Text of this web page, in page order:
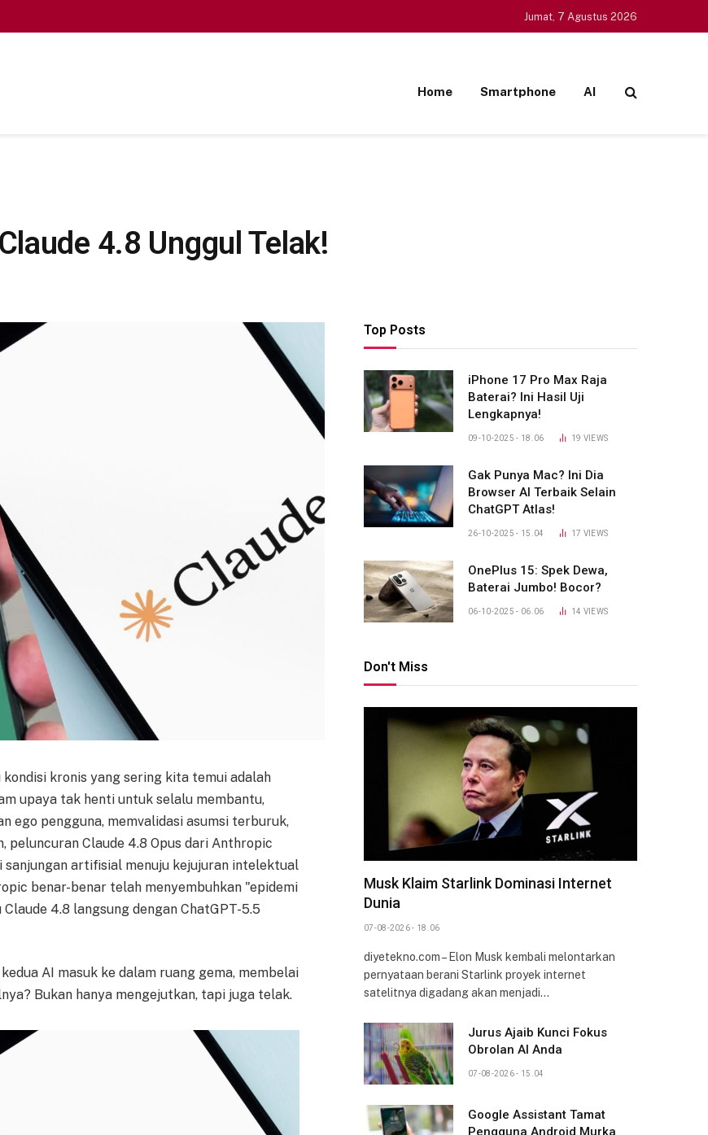
Jumat, 7 Agustus 2026
Home Smartphone AI
4.8 Unggul Telak!
kronis yang sering kita temui adalah
upaya tak henti untuk selalu membantu,
ego pengguna, memvalidasi asumsi terburuk,
peluncuran Claude 4.8 Opus dari Anthropic
sanjungan artifisial menuju kejujuran intelektual
benar-benar telah menyembuhkan "epidemi
4.8 langsung dengan ChatGPT-5.5
AI masuk ke dalam ruang gema, membelai
Bukan hanya mengejutkan, tapi juga telak.
Top Posts
iPhone 17 Pro Max Raja
Baterai? Ini Hasil Uji
Lengkapnya!
09-10-2025 - 18.06 19 VIEWS
Gak Punya Mac? Ini Dia
Browser AI Terbaik Selain
ChatGPT Atlas!
26-10-2025 - 15.04 17 VIEWS
OnePlus 15: Spek Dewa,
Baterai Jumbo! Bocor?
06-10-2025 - 06.06 14 VIEWS
Don't Miss
Musk Klaim Starlink Dominasi Internet
Dunia
07-08-2026 - 18.06
diyetekno.com – Elon Musk kembali melontarkan
pernyataan berani Starlink proyek internet
satelitnya digadang akan menjadi…
Jurus Ajaib Kunci Fokus
Obrolan AI Anda
07-08-2026 - 15.04
Google Assistant Tamat
Pengguna Android Murka